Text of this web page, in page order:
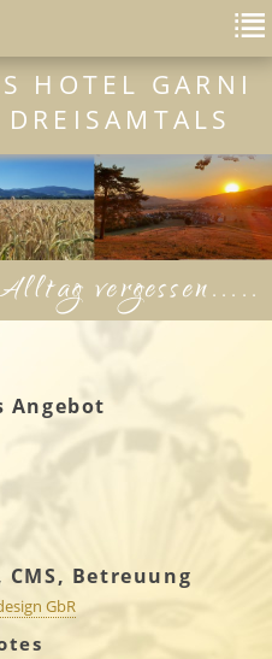
HOTEL GARNI
vergessen.....
Betreuung
GbR